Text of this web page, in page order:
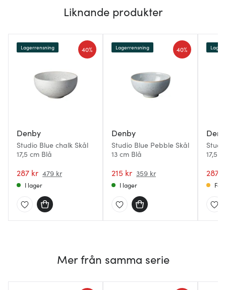
Liknande produkter
Denby
Studio Blue chalk Skål
17,5 cm Blå
287 kr 479 kr
40%
Lagerrensning
I lager
Denby
Studio Blue Pebble Skål
13 cm Blå
215 kr 359 kr
40%
Lagerrensning
I lager
17,5
287
Få
Mer från samma serie